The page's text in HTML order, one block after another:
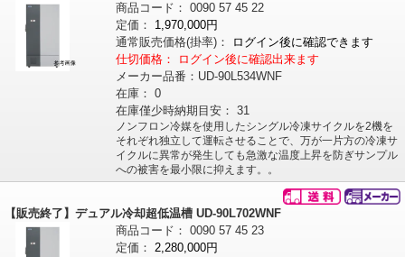
商品コード： 0090 57 45 22
定価：
1,970,000円
通常販売価格(掛率)：
ログイン後に確認できます
仕切価格：
ログイン後に確認出来ます
メーカー品番： UD-90L534WNF
在庫： 0
在庫僅少時納期目安： 31
ノンフロン冷媒を使用したシングル冷凍サイクルを2機を
それぞれ独立して運転させることで、万が一片方の冷凍サ
イクルに異常が発生しても急激な温度上昇を防ぎサンプル
への被害を最小限に抑えます。。
【販売終了】デュアル冷却超低温槽 UD-90L702WNF
商品コード： 0090 57 45 23
定価： 2,280,000円